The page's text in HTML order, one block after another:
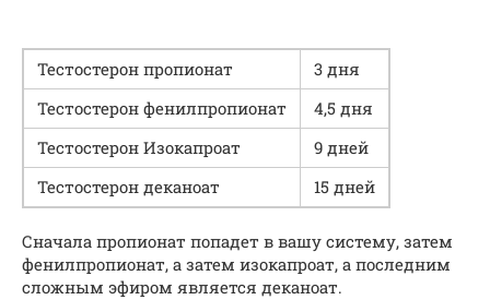
Тестостерон пропионат
3 дня
Тестостерон фенилпропионат
4,5 дня
Тестостерон Изокапроат
9 дней
Тестостерон деканоат
15 дней
Сначала пропионат попадет в вашу систему, затем
фенилпропионат, а затем изокапроат, а последним
сложным эфиром является деканоат.